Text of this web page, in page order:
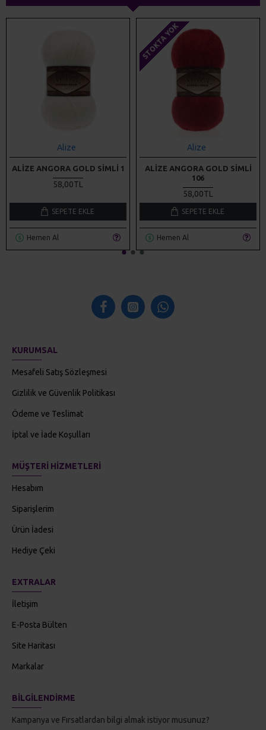
Alize
ALIZE ANGORA GOLD SIMLI 1
58,00TL
SEPETE EKLE
Hemen Al
STOKTA YOK
Alize
ALIZE ANGORA GOLD SIMLI
106
58,00TL
SEPETE EKLE
Hemen Al
KURUMSAL
Mesafeli Satış Sözleşmesi
Gizlilik ve Güvenlik Politikası
Ödeme ve Teslimat
İptal ve İade Koşulları
MÜŞTERI HIZMETLERI
Hesabım
Siparişlerim
Ürün İadesi
Hediye Çeki
EXTRALAR
İletişim
E-Posta Bülten
Site Haritası
Markalar
BILGILENDIRME
Kampanya ve Fırsatlardan bilgi almak istiyor musunuz?